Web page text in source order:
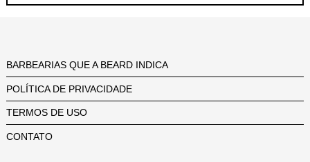
BARBEARIAS QUE A BEARD INDICA
POLÍTICA DE PRIVACIDADE
TERMOS DE USO
CONTATO